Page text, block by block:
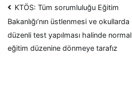
Yazı
dolaşımı
KTÖS: Tüm sorumluluğu Eğitim
Bakanlığı’nın üstlenmesi ve okullarda
düzenli test yapılması halinde normal
eğitim düzenine dönmeye tarafız